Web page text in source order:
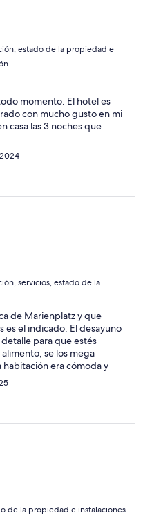
estado de la propiedad e
momento. El hotel es
con mucho gusto en mi
casa las 3 noches que
servicios, estado de la
de Marienplatz y que
es el indicado. El desayuno
para que estés
se los mega
era cómoda y
de 10!
de la propiedad e instalaciones